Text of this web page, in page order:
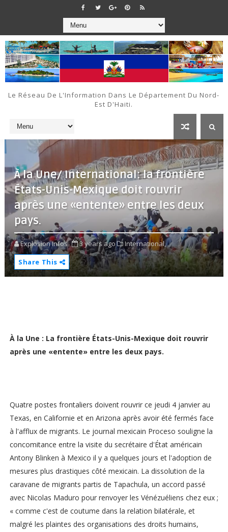
Le Réseau De L'Information Dans Le Département Du Nord-
Est D'Haiti.
À la Une/ International: la frontière
États-Unis-Mexique doit rouvrir
après une «entente» entre les deux
pays.
Explosion Infos 3 years ago
International,
Share This
À la Une : La frontière États-Unis-Mexique doit rouvrir
après une «entente» entre les deux pays.
Quatre postes frontaliers doivent rouvrir ce jeudi 4 janvier au
Texas, en Californie et en Arizona après avoir été fermés face
à l'afflux de migrants. Le journal mexicain Proceso souligne la
concomitance entre la visite du secrétaire d'État américain
Antony Blinken à Mexico il y a quelques jours et l'adoption de
mesures plus drastiques côté mexicain. La dissolution de la
caravane de migrants partis de Tapachula, un accord passé
avec Nicolas Maduro pour renvoyer les Vénézuéliens chez eux ;
« comme c'est de coutume dans la relation bilatérale, et
malgré les plaintes des organisations des droits humains,